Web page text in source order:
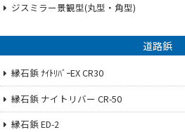
ジスミラー景観型(丸型・角型)
道路鋲
縁石鋲 ﾅｲﾄﾘﾊﾞｰEX CR30
縁石鋲 ナイトリバー CR-50
縁石鋲 ED-2